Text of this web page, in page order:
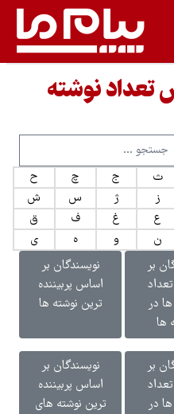
تعداد نوشته
ث ج چ
ح
ز ژ س
ش
ع غ ف
ق
ن و ه
ی
بر
در
ها
نویسندگان بر
اساس پربیننده
ترین نوشته ها
بر
در
نویسندگان بر
اساس پربیننده
ترین نوشته های